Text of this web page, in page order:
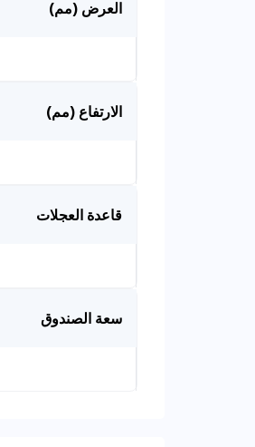
العرض (مم)
الارتفاع (مم)
قاعدة العجلات
سعة الصندوق